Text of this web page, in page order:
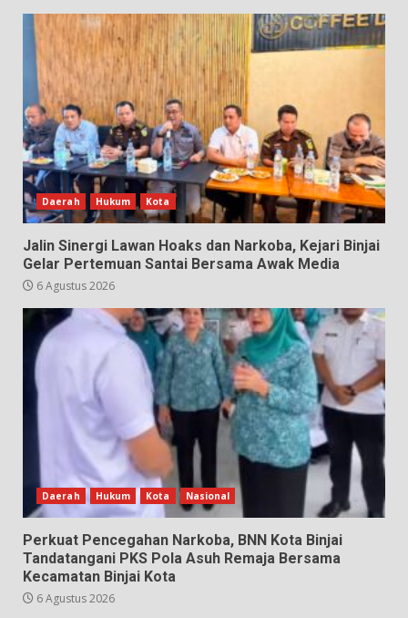
Daerah Hukum Kota
Jalin Sinergi Lawan Hoaks dan Narkoba, Kejari Binjai
Gelar Pertemuan Santai Bersama Awak Media
6 Agustus 2026
Daerah Hukum Kota Nasional
Perkuat Pencegahan Narkoba, BNN Kota Binjai
Tandatangani PKS Pola Asuh Remaja Bersama
Kecamatan Binjai Kota
6 Agustus 2026